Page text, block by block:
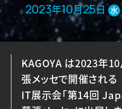
2023年10月25日 水
KAGOYA は2023年10
張メッセで開催される
IT展示会「第14回